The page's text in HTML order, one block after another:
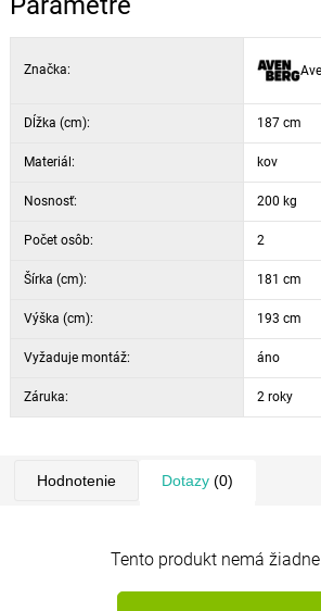
Značka:
Dĺžka (cm): 187 cm
Materiál: kov
Nosnosť: 200 kg
Počet osôb: 2
Šírka (cm): 181 cm
Výška (cm): 193 cm
Vyžaduje montáž: áno
Záruka: 2 roky
Hodnotenie Dotazy(0)
Tento produkt nemá